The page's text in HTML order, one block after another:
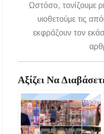
Ωστόσο, τονίζουμε
υιοθετούμε τις
εκφράζουν τον
Αξίζει Να